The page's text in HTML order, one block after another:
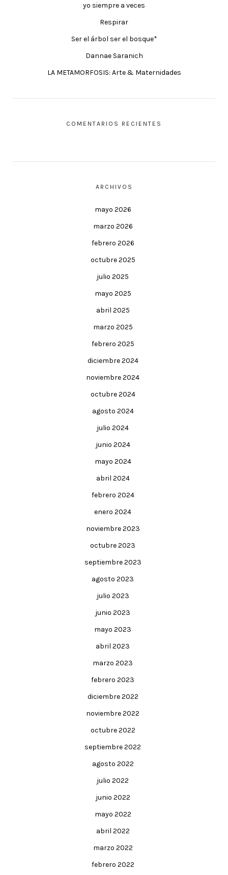
yo siempre a veces
Respirar
Ser el árbol ser el bosque*
Dannae Saranich
LA METAMORFOSIS: Arte & Maternidades
COMENTARIOS RECIENTES
ARCHIVOS
mayo 2026
marzo 2026
febrero 2026
octubre 2025
julio 2025
mayo 2025
abril 2025
marzo 2025
febrero 2025
diciembre 2024
noviembre 2024
octubre 2024
agosto 2024
julio 2024
junio 2024
mayo 2024
abril 2024
febrero 2024
enero 2024
noviembre 2023
octubre 2023
septiembre 2023
agosto 2023
julio 2023
junio 2023
mayo 2023
abril 2023
marzo 2023
febrero 2023
diciembre 2022
noviembre 2022
octubre 2022
septiembre 2022
agosto 2022
julio 2022
junio 2022
mayo 2022
abril 2022
marzo 2022
febrero 2022